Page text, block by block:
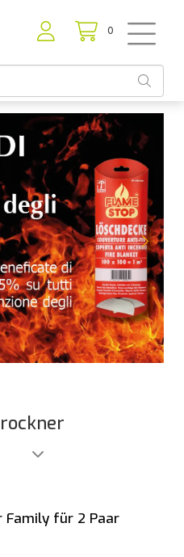
0
Family für 2 Paar